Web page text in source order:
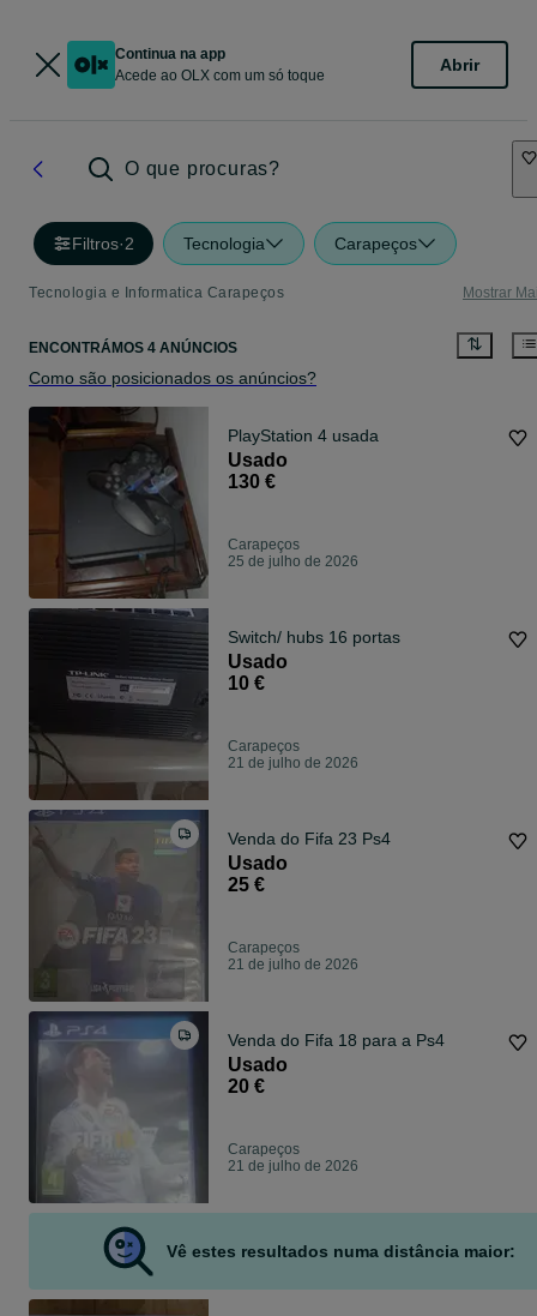
Continua na app
Acede ao OLX com um só toque
Abrir
O que procuras?
Filtros·2 Tecnologia Carapeços
Tecnologia e Informatica Carapeços Mostrar
ENCONTRÁMOS 4 ANÚNCIOS
Como são posicionados os anúncios?
PlayStation 4 usada
Usado
130 €
Carapeços
25 de julho de 2026
Switch/ hubs 16 portas
Usado
10 €
Carapeços
21 de julho de 2026
Venda do Fifa 23 Ps4
Usado
25 €
Carapeços
21 de julho de 2026
Venda do Fifa 18 para a Ps4
Usado
20 €
Carapeços
21 de julho de 2026
Vê estes resultados numa distância maior: